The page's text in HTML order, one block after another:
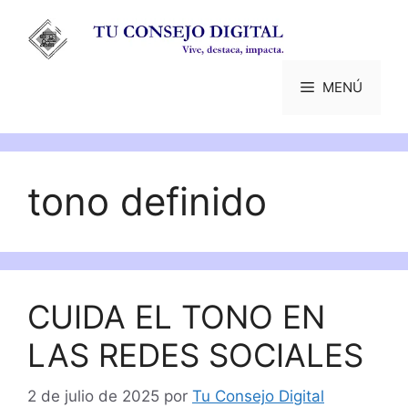
contenido
MENÚ
tono definido
CUIDA EL TONO EN
LAS REDES SOCIALES
2 de julio de 2025 por Tu Consejo Digital